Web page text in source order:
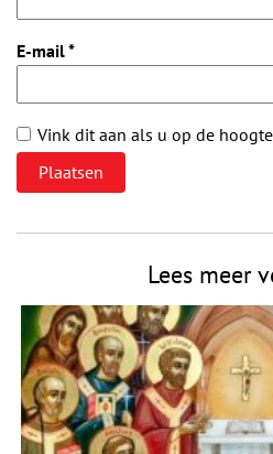
E-mail*
Vink dit aan als u op de
Lees meer